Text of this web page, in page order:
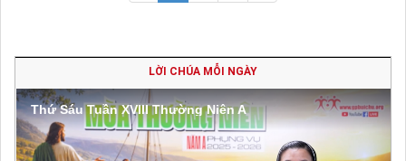
LỜI CHÚA MỖI NGÀY
Thứ Sáu Tuần XVIII Thường Niên A